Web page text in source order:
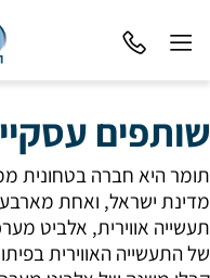
שותפים
תומר היא חברה בטחונית
מדינת ישראל, ואחת מארבע
תעשייה אווירית, אלביט
של התעשייה האווירית